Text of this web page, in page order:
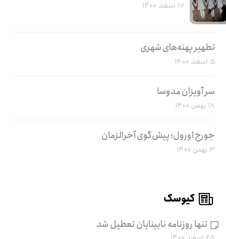
۱۷ اسفند ۱۴۰۰
تطهیر پهنه‌های شهری
۵ اسفند ۱۴۰۰
سر آویزان مدوسا
۱۸ بهمن ۱۴۰۰
جورج اورول؛ پیش‌گوی آخرالزمان
۳ بهمن ۱۴۰۰
کیوسک
تنها روزنامه نابینایان تعطیل شد